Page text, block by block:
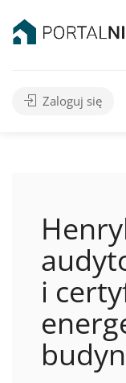
Zaloguj się
i